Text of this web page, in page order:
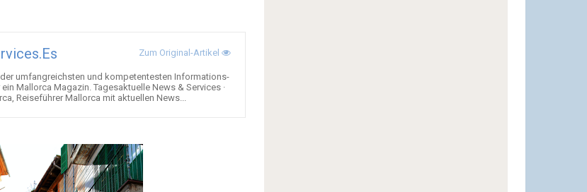
Zum Original-Artikel
umfangreichsten und kompetentesten Informations-
Mallorca Magazin. Tagesaktuelle News & Services ·
Reiseführer Mallorca mit aktuellen News...